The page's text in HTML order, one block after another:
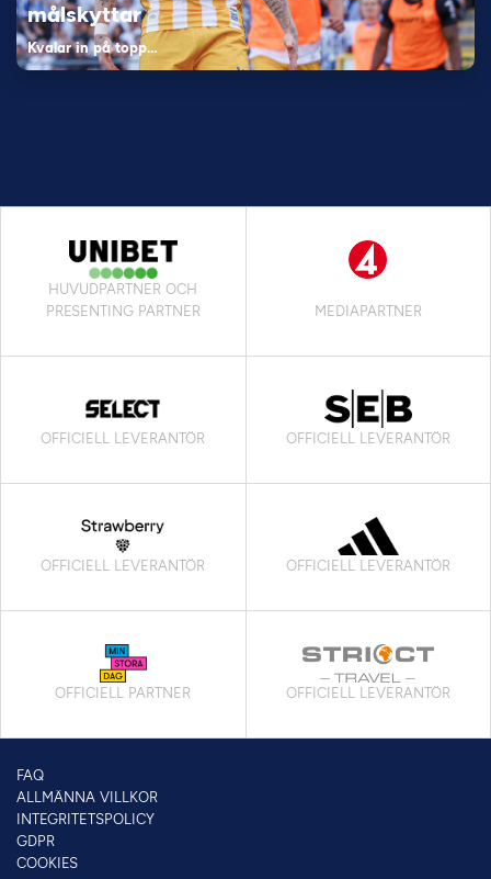
målskyttar
Kvalar in på topp…
HUVUDPARTNER OCH
PRESENTING PARTNER
MEDIAPARTNER
OFFICIELL LEVERANTÖR OFFICIELL LEVERANTÖR
OFFICIELL LEVERANTÖR OFFICIELL LEVERANTÖR
OFFICIELL PARTNER OFFICIELL LEVERANTÖR
FAQ
ALLMÄNNA VILLKOR
INTEGRITETSPOLICY
GDPR
COOKIES